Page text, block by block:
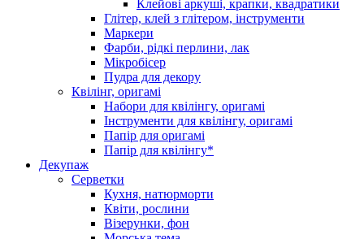
Клейові аркуші, крапки, квадратики
Глітер, клей з глітером, інструменти
Маркери
Фарби, рідкі перлини, лак
Мікробісер
Пудра для декору
Квілінг, оригамі
Набори для квілінгу, оригамі
Інструменти для квілінгу, оригамі
Папір для оригамі
Папір для квілінгу*
Декупаж
Серветки
Кухня, натюрморти
Квіти, рослини
Візерунки, фон